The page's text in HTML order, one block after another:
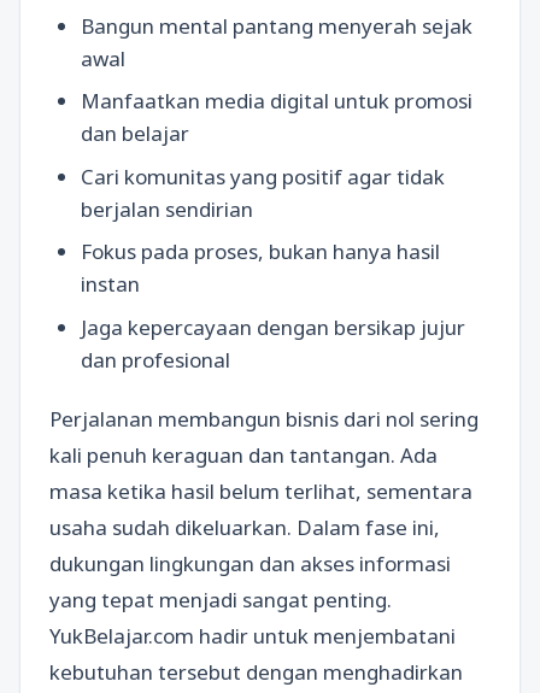
Bangun mental pantang menyerah sejak
awal
Manfaatkan media digital untuk promosi
dan belajar
Cari komunitas yang positif agar tidak
berjalan sendirian
Fokus pada proses, bukan hanya hasil
instan
Jaga kepercayaan dengan bersikap jujur
dan profesional
Perjalanan membangun bisnis dari nol sering
kali penuh keraguan dan tantangan. Ada
masa ketika hasil belum terlihat, sementara
usaha sudah dikeluarkan. Dalam fase ini,
dukungan lingkungan dan akses informasi
yang tepat menjadi sangat penting.
YukBelajar.com hadir untuk menjembatani
kebutuhan tersebut dengan menghadirkan